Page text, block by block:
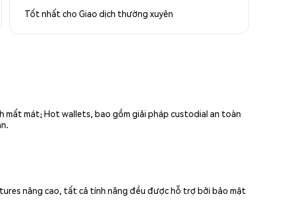
Tốt nhất cho Giao dịch thường xuyên
mất mát; Hot wallets, bao gồm giải pháp custodial an toàn
nâng cao, tất cả tính năng đều được hỗ trợ bởi bảo mật